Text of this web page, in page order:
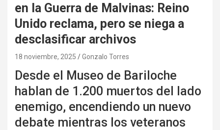
en la Guerra de Malvinas: Reino
Unido reclama, pero se niega a
desclasificar archivos
18 noviembre, 2025 Gonzalo Torres
Desde el Museo de Bariloche
hablan de 1.200 muertos del lado
enemigo, encendiendo un nuevo
debate mientras los veteranos